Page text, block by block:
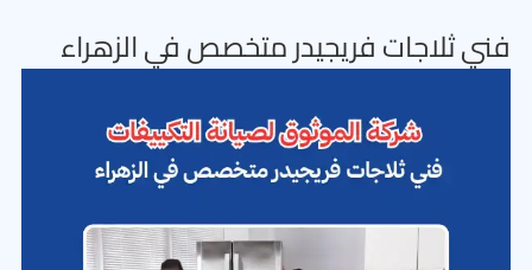
فني ثلاجات فريجيدر متخصص في الزهراء